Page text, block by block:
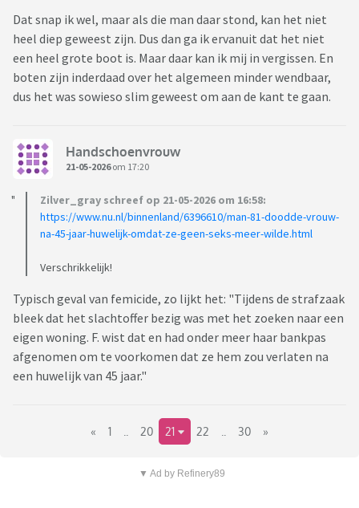
Dat snap ik wel, maar als die man daar stond, kan het niet
heel diep geweest zijn. Dus dan ga ik ervanuit dat het niet
een heel grote boot is. Maar daar kan ik mij in vergissen. En
boten zijn inderdaad over het algemeen minder wendbaar,
dus het was sowieso slim geweest om aan de kant te gaan.
Handschoenvrouw
21-05-2026om 17:20
Zilver_gray schreef op 21-05-2026 om 16:58:
https://www.nu.nl/binnenland/6396610/man-81-doodde-vrouw-
na-45-jaar-huwelijk-omdat-ze-geen-seks-meer-wilde.html
Verschrikkelijk!
Typisch geval van femicide, zo lijkt het: "Tijdens de strafzaak
bleek dat het slachtoffer bezig was met het zoeken naar een
eigen woning. F. wist dat en had onder meer haar bankpas
afgenomen om te voorkomen dat ze hem zou verlaten na
een huwelijk van 45 jaar."
« 1 20 21 22 30 »
▼ Ad by Refinery89